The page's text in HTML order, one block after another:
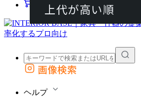
カート
外部サイトの商品をカートに追加
画像検索
ヘルプ
上代が高い順